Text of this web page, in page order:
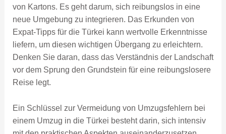
von Kartons. Es geht darum, sich reibungslos in eine
neue Umgebung zu integrieren. Das Erkunden von
Expat-Tipps für die Türkei kann wertvolle Erkenntnisse
liefern, um diesen wichtigen Übergang zu erleichtern.
Denken Sie daran, dass das Verständnis der Landschaft
vor dem Sprung den Grundstein für eine reibungslosere
Reise legt.
Ein Schlüssel zur Vermeidung von Umzugsfehlern bei
einem Umzug in die Türkei besteht darin, sich intensiv